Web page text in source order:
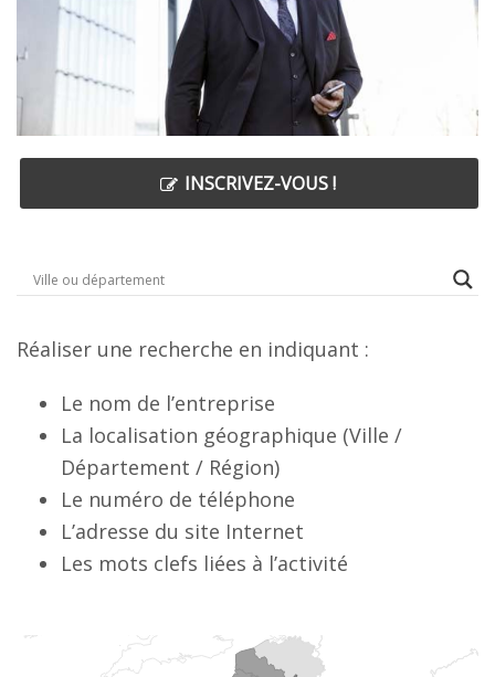
INSCRIVEZ-VOUS !
Réaliser une recherche en indiquant :
Le nom de l’entreprise
La localisation géographique (Ville /
Département / Région)
Le numéro de téléphone
L’adresse du site Internet
Les mots clefs liées à l’activité